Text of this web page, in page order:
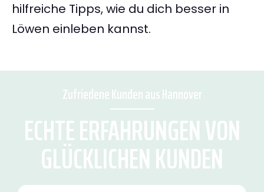
hilfreiche Tipps, wie du dich besser in
Löwen einleben kannst.
Zufriedene Kunden aus Hannover
ECHTE ERFAHRUNGEN VON
GLÜCKLICHEN KUNDEN